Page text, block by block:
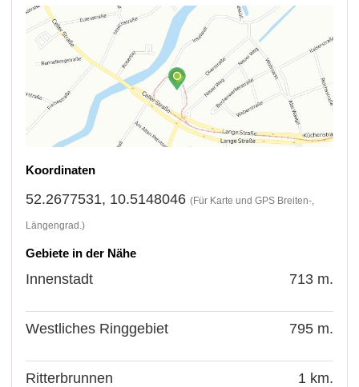
Koordinaten
52.2677531, 10.5148046 (Für Karte und GPS Breiten-,
Längengrad.)
Gebiete in der Nähe
Innenstadt 713 m.
Westliches Ringgebiet 795 m.
Ritterbrunnen 1 km.